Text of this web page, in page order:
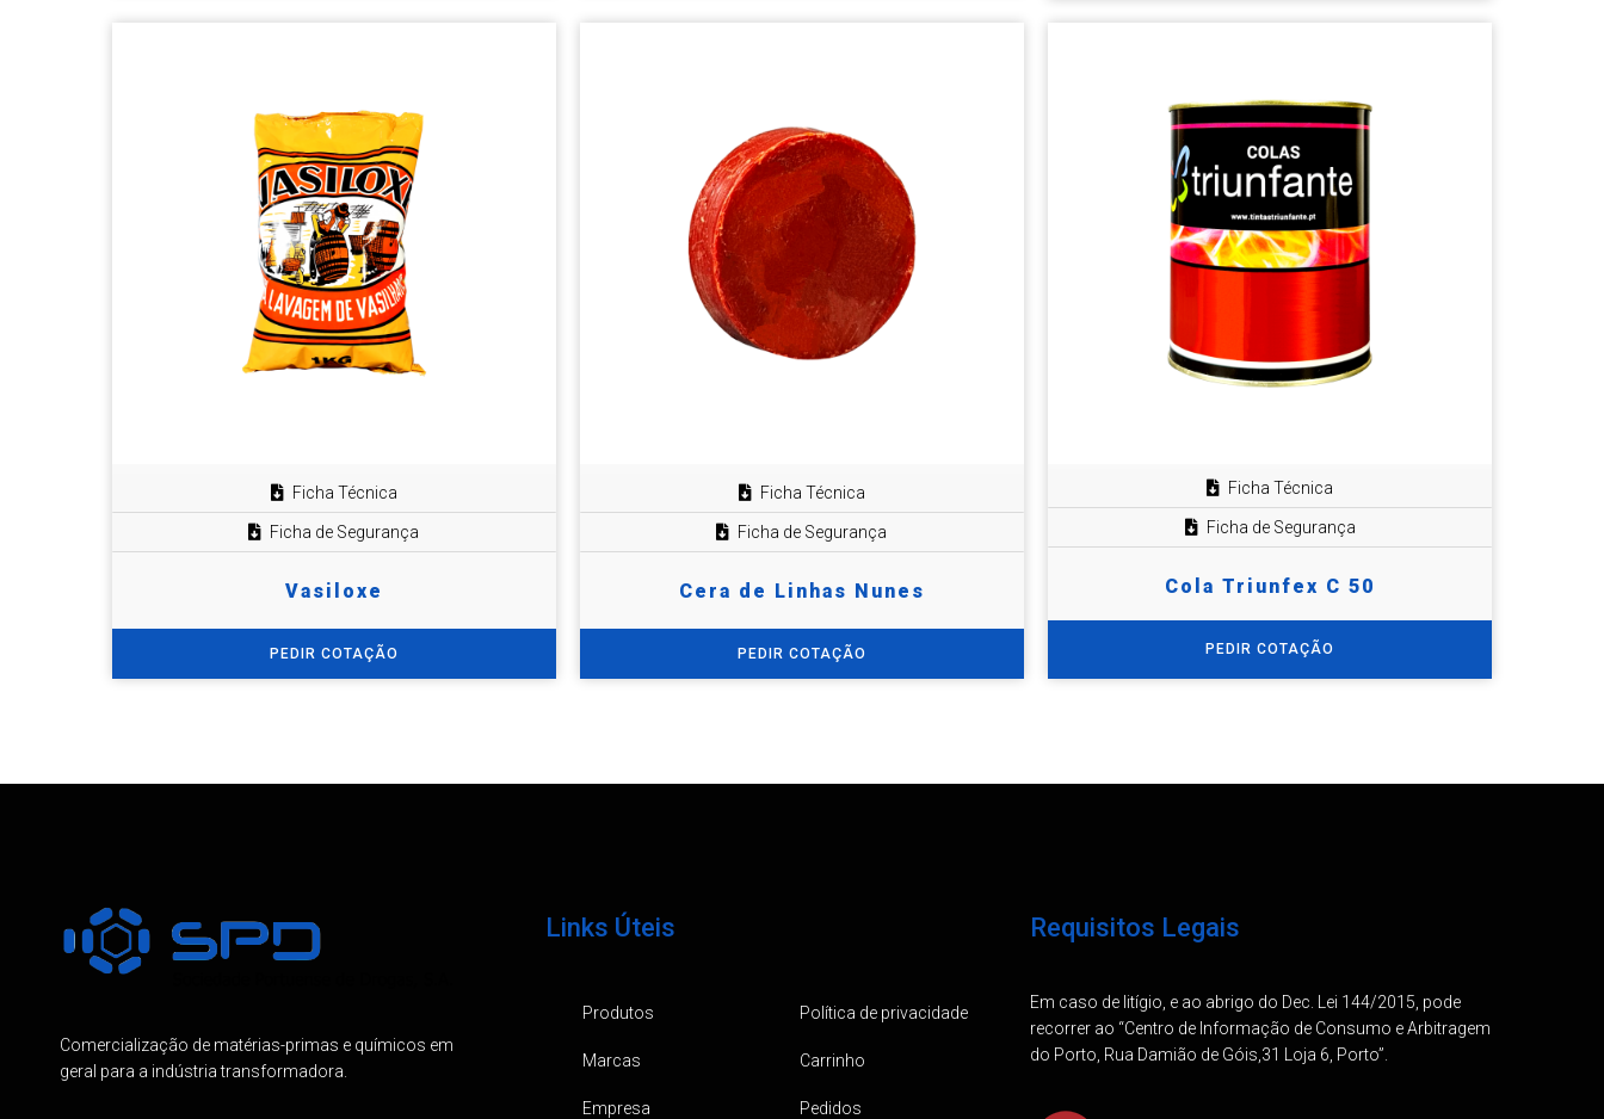
Ficha Técnica
Ficha de Segurança
Vasiloxe
PEDIR COTAÇÃO
Ficha Técnica
Ficha de Segurança
Cera de Linhas Nunes
PEDIR COTAÇÃO
Ficha Técnica
Ficha de Segurança
Cola Triunfex C 50
PEDIR COTAÇÃO
Comercialização de matérias-primas e químicos em
geral para a indústria transformadora.
Links Úteis
Produtos
Marcas
Empresa
Política de privacidade
Carrinho
Pedidos
Requisitos Legais
Em caso de litígio, e ao abrigo do Dec. Lei 144/2015, pode
recorrer ao “Centro de Informação de Consumo e Arbitragem
do Porto, Rua Damião de Góis,31 Loja 6, Porto”.